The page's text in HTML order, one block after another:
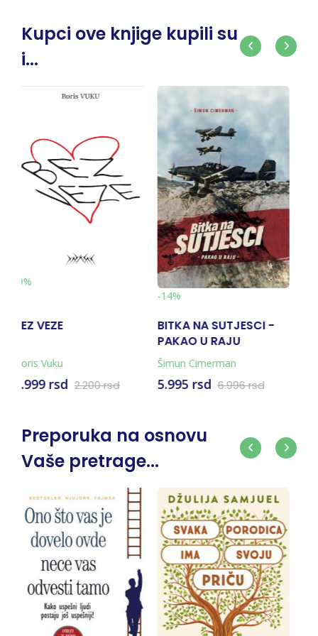
Kupci ove knjige kupili su
i...
BITKA NA SUTJESCI -
(KNJIGA + KARTA)
Šimun Cimerman
5.995 rsd 6.996 rsd
-10%
VOLI ME VIŠE OD SVEGA
NA SVIJETU
Mira Furlan
1.793 rsd 1.991 rsd
Preporuka na osnovu
Vaše pretrage...